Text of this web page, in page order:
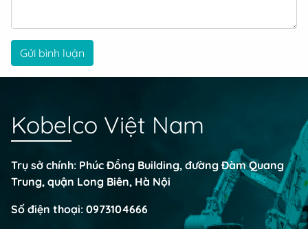
Gửi bình luận
Kobelco Việt Nam
Trụ sở chính: Phúc Đồng Building, đường Đàm Quang
Trung, quận Long Biên, Hà Nội
Số điện thoại: 0973104666